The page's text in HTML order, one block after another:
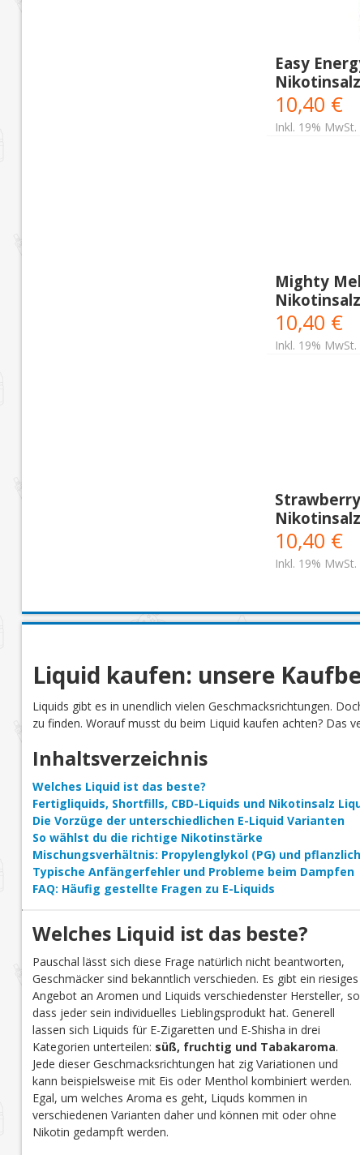
Easy
10,40 €
Inkl. 19% MwSt.
Mighty
10,40 €
Inkl. 19% MwSt.
10,40 €
Inkl. 19% MwSt.
Liquid kaufen: unsere
Liquids gibt es in unendlich vielen Geschmacksrichtungen.
zu finden. Worauf musst du beim Liquid kaufen achten? Das
Inhaltsverzeichnis
Welches Liquid ist das beste?
Fertigliquids, Shortfills, CBD-Liquids und Nikotinsalz
Die Vorzüge der unterschiedlichen E-Liquid Varianten
So wählst du die richtige Nikotinstärke
Mischungsverhältnis: Propylenglykol (PG) und
Typische Anfängerfehler und Probleme beim Dampfen
FAQ: Häufig gestellte Fragen zu E-Liquids
Welches Liquid ist das beste?
Pauschal lässt sich diese Frage natürlich nicht beantworten,
Geschmäcker sind bekanntlich verschieden. Es gibt ein riesiges
Angebot an Aromen und Liquids verschiedenster Hersteller, so
dass jeder sein individuelles Lieblingsprodukt hat. Generell
lassen sich Liquids für E-Zigaretten und E-Shisha in drei
Kategorien unterteilen: süß, fruchtig und Tabakaroma.
Jede dieser Geschmacksrichtungen hat zig Variationen und
kann beispielsweise mit Eis oder Menthol kombiniert werden.
Egal, um welches Aroma es geht, Liquds kommen in
verschiedenen Varianten daher und können mit oder ohne
Nikotin gedampft werden.